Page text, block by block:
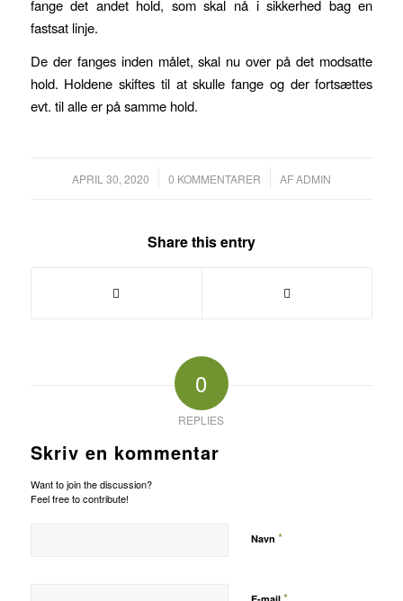
fange det andet hold, som skal nå i sikkerhed bag en
fastsat linje.
De der fanges inden målet, skal nu over på det modsatte
hold. Holdene skiftes til at skulle fange og der fortsættes
evt. til alle er på samme hold.
APRIL 30, 2020
/ 0 KOMMENTARER
/ AFADMIN
Share this entry
0
REPLIES
Skriv en kommentar
Want to join the discussion?
Feel free to contribute!
Navn *